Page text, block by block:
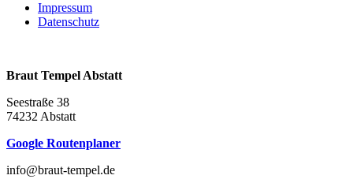
Impressum
Datenschutz
Braut Tempel Abstatt
Seestraße 38
74232 Abstatt
Google Routenplaner
info@braut-tempel.de